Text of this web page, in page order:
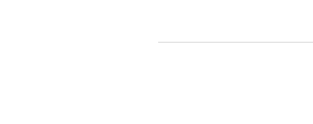
dimenticati